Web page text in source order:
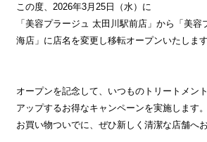
この度、2026年3月25日（水）に
「美容プラージュ 太田川駅前店」から「美
海店」に店名を変更し移転オープンいたします
オープンを記念して、いつものトリートメン
アップするお得なキャンペーンを実施します。
お買い物ついでに、ぜひ新しく清潔な店舗へ